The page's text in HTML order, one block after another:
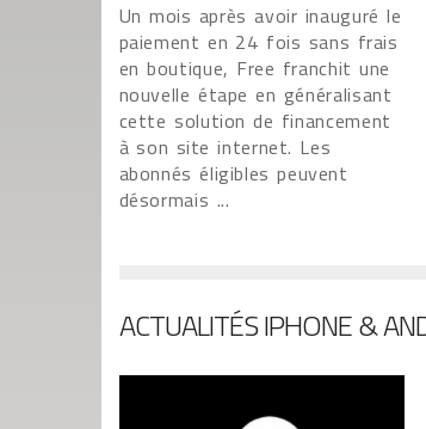
Un mois après avoir inauguré le
paiement en 24 fois sans frais
en boutique, Free franchit une
nouvelle étape en généralisant
cette solution de financement
à son site internet. Les
abonnés éligibles peuvent
désormais ...
ACTUALITÉS IPHONE &